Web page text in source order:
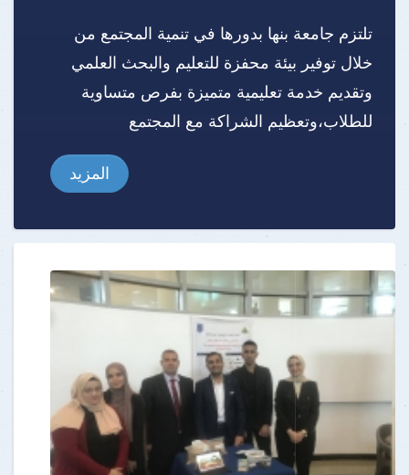
تلتزم جامعة بنها بدورها في تنمية المجتمع من
خلال توفير بيئة محفزة للتعليم والبحث العلمي
وتقديم خدمة تعليمية متميزة بفرص متساوية
للطلاب،وتعظيم الشراكة مع المجتمع
المزيد